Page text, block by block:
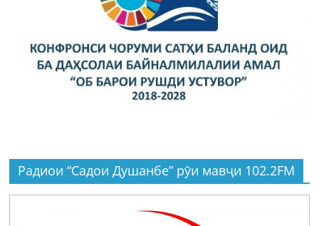
Радиои “Садои Душанбе” рӯи мавҷи 102.2FM